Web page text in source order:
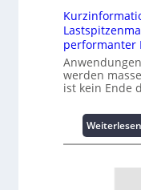
performanter
werden
ist kein Ende
Weiterlesen